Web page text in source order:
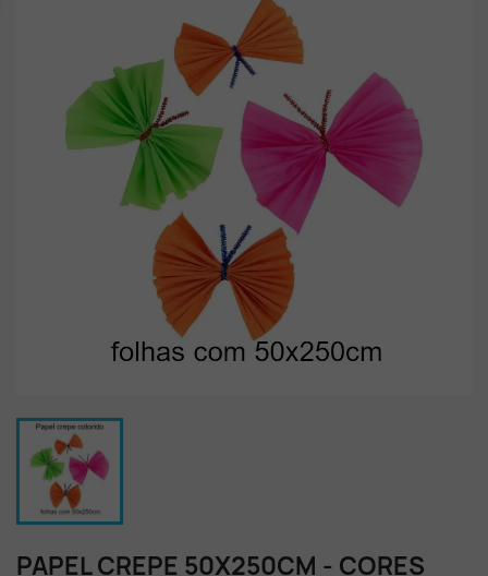
PAPEL CREPE 50X250CM - CORES